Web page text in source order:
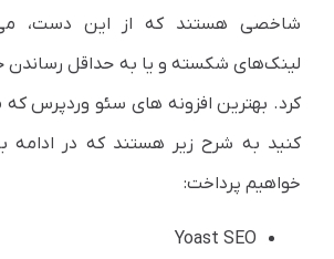
شاخصی هستند که از این دست،
لینک‌های شکسته و یا به حداقل رساندن
کرد. بهترین افزونه های سئو وردپرس که
کنید به شرح زیر هستند که در
خواهیم پرداخت:
Yoast SEO